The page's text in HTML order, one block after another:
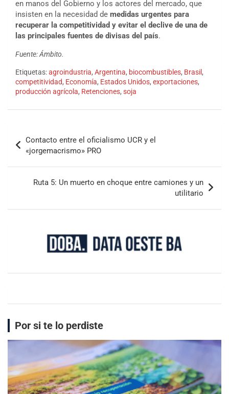
en manos del Gobierno y los actores del mercado, que
insisten en la necesidad de medidas urgentes para
recuperar la competitividad y evitar el declive de una de
las principales fuentes de divisas del país.
Fuente: Ámbito.
Etiquetas:agroindustria, Argentina, biocombustibles, Brasil ,
competitividad, Economía, Estados Unidos, exportaciones,
producción agrícola, Retenciones, soja
Contacto entre el oficialismo UCR y el
«jorgemacrismo» PRO
Ruta 5: Un muerto en choque entre camiones y un
utilitario
Por si te lo perdiste